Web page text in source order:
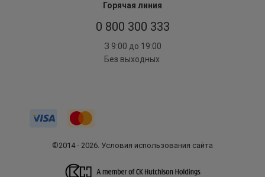
Горячая линия
0 800 300 333
З 9:00 до 19:00
Без выходных
©2014 - 2026. Условия использования сайта